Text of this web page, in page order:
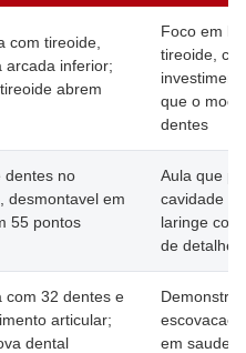
com tireoide,
arcada inferior;
abrem
Foco em
tireoide,
que o
dentes
dentes no
desmontavel em
55 pontos
Aula que
cavidade
laringe
de detalhe
com 32 dentes e
articular;
dental
escovacao
em saude